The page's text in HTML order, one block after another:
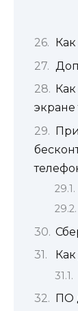
экране
Как
ПО